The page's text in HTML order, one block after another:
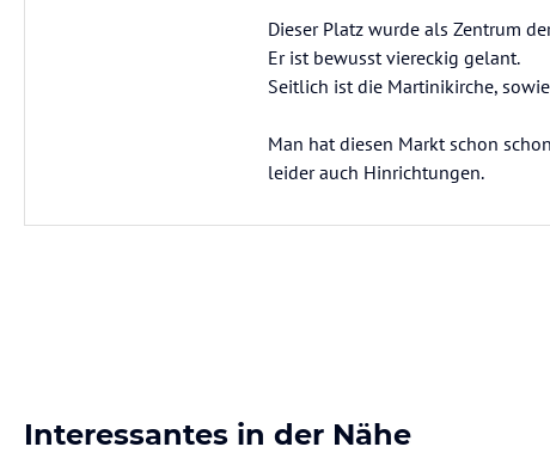
Dieser Platz wurde als Zentrum
Er ist bewusst viereckig gelant.
Seitlich ist die Martinikirche,
Man hat diesen Markt schon
leider auch Hinrichtungen.
Interessantes in der Nähe